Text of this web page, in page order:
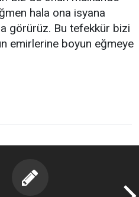
hala ona isyana
görürüz. Bu tefekkür bizi
emirlerine boyun eğmeye